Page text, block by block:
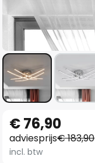
naar
het
begin
€ 76,90
adviesprijs€ 183,90
incl. btw